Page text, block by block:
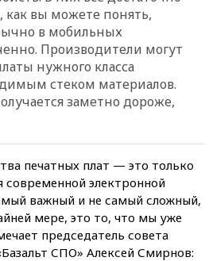
как вы можете понять,
в мобильных
Производители могут
нужного класса
стеком материалов.
заметно дороже,
печатных плат — это только
современной электронной
важный и не самый сложный,
мере, это то, что мы уже
председатель совета
СПО» Алексей Смирнов: